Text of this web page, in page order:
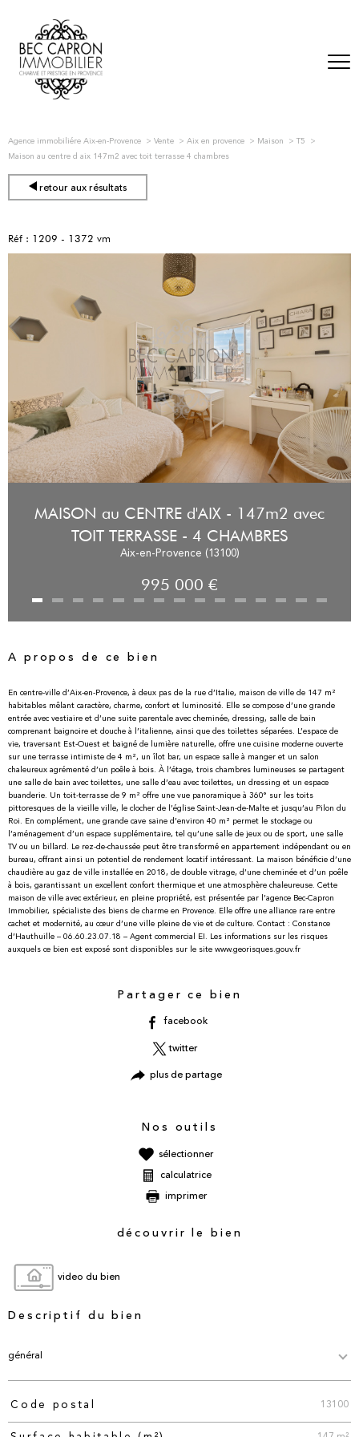
Agence immobiliére Aix-en-Provence Vente Aix en provence Maison
T5
Maison au centre d aix 147m2 avec toit terrasse 4 chambres
retour aux résultats
Réf : 1209 - 1372 vm
MAISON au CENTRE d'AIX - 147m2 avec
TOIT TERRASSE - 4 CHAMBRES
Aix-en-Provence (13100)
995 000 €
A propos de ce bien
En centre-ville d’Aix-en-Provence, à deux pas de la rue d’Italie, maison de ville de 147 m²
habitables mêlant caractère, charme, confort et luminosité. Elle se compose d’une grande
entrée avec vestiaire et d’une suite parentale avec cheminée, dressing, salle de bain
comprenant baignoire et douche à l’italienne, ainsi que des toilettes séparées. L’espace de
vie, traversant Est-Ouest et baigné de lumière naturelle, offre une cuisine moderne ouverte
sur une terrasse intimiste de 4 m², un îlot bar, un espace salle à manger et un salon
chaleureux agrémenté d’un poêle à bois. À l’étage, trois chambres lumineuses se partagent
une salle de bain avec toilettes, une salle d’eau avec toilettes, un dressing et un espace
buanderie. Un toit-terrasse de 9 m² offre une vue panoramique à 360° sur les toits
pittoresques de la vieille ville, le clocher de l’église Saint-Jean-de-Malte et jusqu’au Pilon du
Roi. En complément, une grande cave saine d’environ 40 m² permet le stockage ou
l’aménagement d’un espace supplémentaire, tel qu’une salle de jeux ou de sport, une salle
TV ou un billard. Le rez-de-chaussée peut être transformé en appartement indépendant ou en
bureau, offrant ainsi un potentiel de rendement locatif intéressant. La maison bénéficie d’une
chaudière au gaz de ville installée en 2018, de double vitrage, d’une cheminée et d’un poêle
à bois, garantissant un excellent confort thermique et une atmosphère chaleureuse. Cette
maison de ville avec extérieur, en pleine propriété, est présentée par l’agence Bec-Capron
Immobilier, spécialiste des biens de charme en Provence. Elle offre une alliance rare entre
cachet et modernité, au cœur d’une ville pleine de vie et de culture. Contact : Constance
d’Hauthuille – 06.60.23.07.18 – Agent commercial EI. Les informations sur les risques
auxquels ce bien est exposé sont disponibles sur le site www.georisques.gouv.fr
Partager ce bien
facebook
twitter
plus de partage
Nos outils
sélectionner
calculatrice
imprimer
découvrir le bien
video du bien
Descriptif du bien
général
TRAD_PAMPERO_Caracteristique
Code postal 13100